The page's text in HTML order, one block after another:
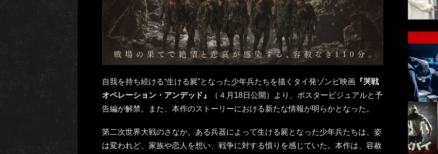
自我を持ち続ける“生ける屍”となった少年兵たちを描くタイ発ゾンビ映画 『哭戦
オペレーション・アンデッド』
（４月18日公開）より、ポスタービジュアルと予
告編が解禁。また、本作のストーリーにおける新たな情報が明らかとなった。
第二次世界大戦のさなか。ある兵器によって生ける屍となった少年兵たちは、姿
は変われど、家族や恋人を想い、戦争に対する憤りを感じていた。本作は、容赦